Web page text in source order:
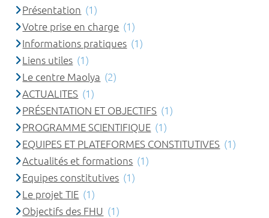
Présentation (1)
Votre prise en charge (1)
Informations pratiques (1)
Liens utiles (1)
Le centre Maolya (2)
ACTUALITES (1)
PRÉSENTATION ET OBJECTIFS (1)
PROGRAMME SCIENTIFIQUE (1)
EQUIPES ET PLATEFORMES CONSTITUTIVES (1)
Actualités et formations (1)
Equipes constitutives (1)
Le projet TIE (1)
Objectifs des FHU (1)